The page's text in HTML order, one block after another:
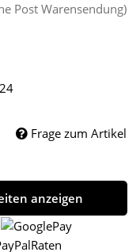
Post Warensendung)
Frage zum Artikel
anzeigen